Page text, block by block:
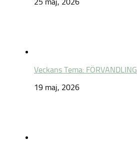
Veckans Tema: FÖRVANDLING
19 maj, 2026